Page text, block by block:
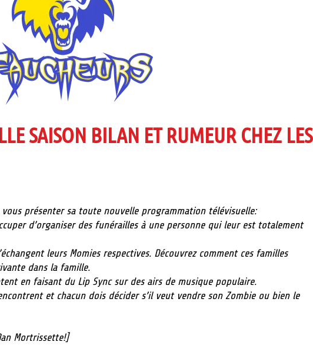
SAISON BILAN ET RUMEUR CHEZ LES
présenter sa toute nouvelle programmation télévisuelle:
d’organiser des funérailles à une personne qui leur est totalement
leurs Momies respectives. Découvrez comment ces familles
dans la famille.
en faisant du Lip Sync sur des airs de musique populaire.
et chacun dois décider s’il veut vendre son Zombie ou bien le
Mortrissette!]